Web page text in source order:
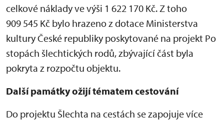
celkové náklady ve výši 1 622 170 Kč. Z toho
909 545 Kč bylo hrazeno z dotace Ministerstva
kultury České republiky poskytované na projekt Po
stopách šlechtických rodů, zbývající část byla
pokryta z rozpočtu objektu.
Další památky ožijí tématem cestování
Do projektu Šlechta na cestách se zapojuje více